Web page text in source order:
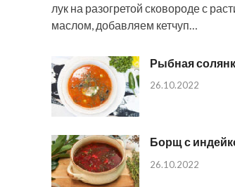
лук на разогретой сковороде с
маслом, добавляем кетчуп…
Рыбная
26.10.2022
Борщ с
26.10.2022